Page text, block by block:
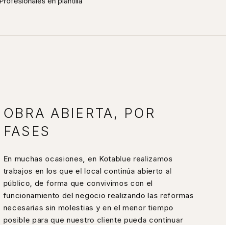
OBRA ABIERTA, POR
FASES
En muchas ocasiones, en Kotablue realizamos
trabajos en los que el local continúa abierto al
público, de forma que convivimos con el
funcionamiento del negocio realizando las reformas
necesarias sin molestias y en el menor tiempo
posible para que nuestro cliente pueda continuar